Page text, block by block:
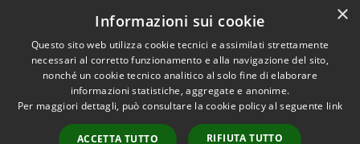
Feedback accessibilità
Accessibilità
Copyright © 2026 • Città di
Lamezia Terme • Powered by
Municipium• Accesso
×
Informazioni sui cookie
Questo sito web utilizza cookie tecnici e assimilati strettamente
necessari al corretto funzionamento e alla navigazione del sito,
nonché un cookie tecnico analitico al solo fine di elaborare
informazioni statistiche, aggregate e anonime.
Per maggiori dettagli, può consultare la cookie policy al seguente link
ACCETTA TUTTO RIFIUTA TUTTO